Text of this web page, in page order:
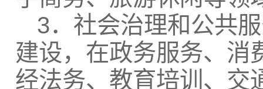
3．社会治理和公共
建设，在政务服务、消
经法务、教育培训、交